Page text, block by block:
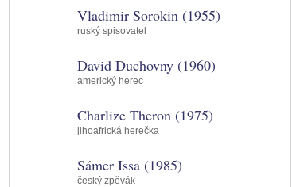
karmu, životní lekce nebo úkoly duše . Kabala pro tento
proces používá hebrejské slovotikun
podobné téma představují lunární uzly
směr našeho duchovního vývoje. Nejsou skutečnými planetami,
návyky a schopnosti, které si podle karmické astrologie přinášíme
z minulých životů.
Vladimir Sorokin (1955)
ruský spisovatel
David Duchovny (1960)
americký herec
Charlize Theron (1975)
jihoafrická herečka
Sámer Issa (1985)
český zpěvák